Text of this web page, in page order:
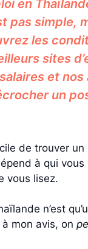
en
pas simple,
les
sites
et nos
un
de trouver un
à qui vous
vous lisez.
n’est
mon avis, on